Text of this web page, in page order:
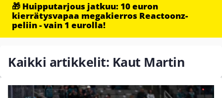
🎁 Huipputarjous jatkuu: 10 euron
kierrätysvapaa megakierros Reactoonz-
peliin - vain 1 eurolla!
Kaikki artikkelit: Kaut Martin